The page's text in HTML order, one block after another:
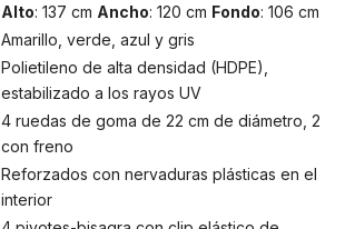
Alto: 137 cm Ancho: 120 cm Fondo: 106 cm
Amarillo, verde, azul y gris
Polietileno de alta densidad (HDPE),
estabilizado a los rayos UV
4 ruedas de goma de 22 cm de diámetro, 2
con freno
Reforzados con nervaduras plásticas en el
interior